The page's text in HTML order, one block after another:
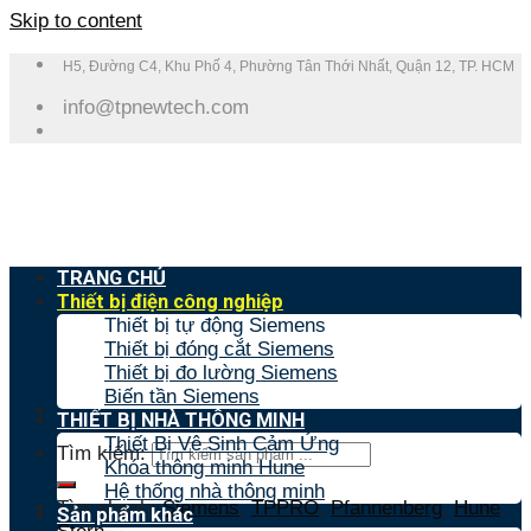
Skip to content
H5, Đường C4, Khu Phố 4, Phường Tân Thới Nhất, Quận 12, TP. HCM
info@tpnewtech.com
Tìm kiếm:
Tìm nhanh:Siemens,TPPRO,Pfannenberg,Hune,
TRANG CHỦ
Thiết bị điện công nghiệp
Thiết bị tự động Siemens
Thiết bị đóng cắt Siemens
Thiết bị đo lường Siemens
Biến tần Siemens
THIẾT BỊ NHÀ THÔNG MINH
Thiết Bị Vệ Sinh Cảm Ứng
Khóa thông minh Hune
Hệ thống nhà thông minh
Sản phẩm khác